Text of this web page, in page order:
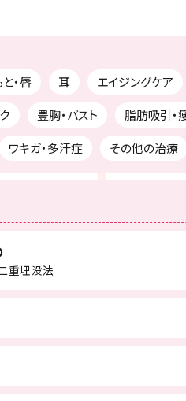
・唇 耳 エイジングケア
豊胸・バスト 脂肪吸引・
ワキガ・多汗症 その他の治療
重埋没法